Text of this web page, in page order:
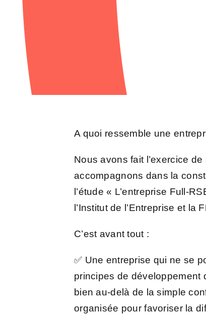
A quoi ressemble une
Nous avons fait l’exercice
accompagnons dans la
l’étude « L’entreprise Full-
l’Institut de l’Entreprise et la
C’est avant tout :
✅ Une entreprise qui ne se
principes de développement
bien au-delà de la simple
organisée pour favoriser la